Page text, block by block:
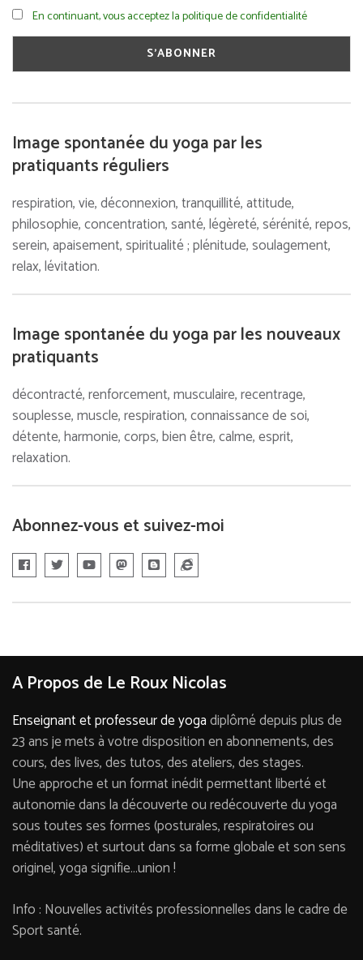
En continuant, vous acceptez la politique de confidentialité
Image spontanée du yoga par les
pratiquants réguliers
respiration, vie, déconnexion, tranquillité, attitude,
philosophie, concentration, santé, légèreté, sérénité, repos,
serein, apaisement, spiritualité ; plénitude, soulagement,
relax, lévitation.
Image spontanée du yoga par les nouveaux
pratiquants
décontracté, renforcement, musculaire, recentrage,
souplesse, muscle, respiration, connaissance de soi,
détente, harmonie, corps, bien être, calme, esprit,
relaxation.
Abonnez-vous et suivez-moi
A Propos de Le Roux Nicolas
Enseignant et professeur de yogadiplômé depuis plus de
23 ans je mets à votre disposition en abonnements, des
cours, des lives, des tutos, des ateliers, des stages.
Une approche et un format inédit permettant liberté et
autonomie dans la découverte ou redécouverte du yoga
sous toutes ses formes (posturales, respiratoires ou
méditatives) et surtout dans sa forme globale et son sens
originel, yoga signifie…union !
Info : Nouvelles activités professionnelles dans le cadre de
Sport santé.